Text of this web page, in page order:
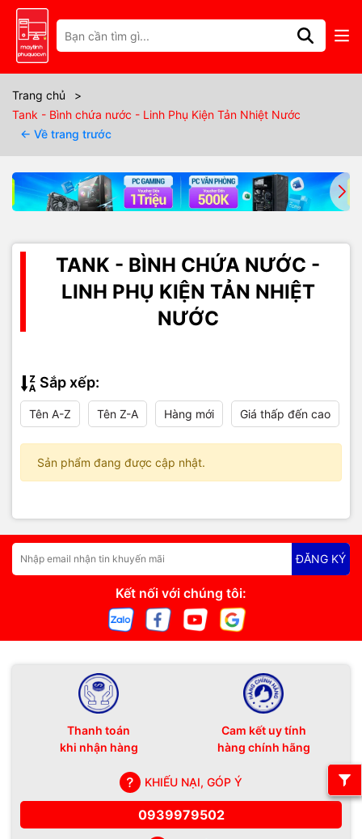
Trang chủ
>
Tank - Bình chứa nước - Linh Phụ Kiện Tản Nhiệt Nước
← Về trang trước
TANK - BÌNH CHỨA NƯỚC -
LINH PHỤ KIỆN TẢN NHIỆT
NƯỚC
Sắp xếp:
Tên A-Z Tên Z-A Hàng mới Giá thấp đến cao
Sản phẩm đang được cập nhật.
ĐĂNG KÝ
Kết nối với chúng tôi:
Thanh toán
khi nhận hàng
Cam kết uy tính
hàng chính hãng
KHIẾU NẠI, GÓP Ý
0939979502